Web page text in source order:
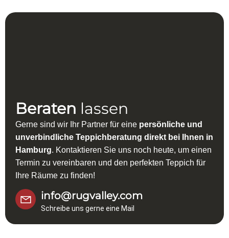
Beraten lassen
Gerne sind wir Ihr Partner für eine persönliche und
unverbindliche Teppichberatung direkt bei Ihnen in
Hamburg. Kontaktieren Sie uns noch heute, um einen
Termin zu vereinbaren und den perfekten Teppich für
Ihre Räume zu finden!
info@rugvalley.com
Schreibe uns gerne eine Mail